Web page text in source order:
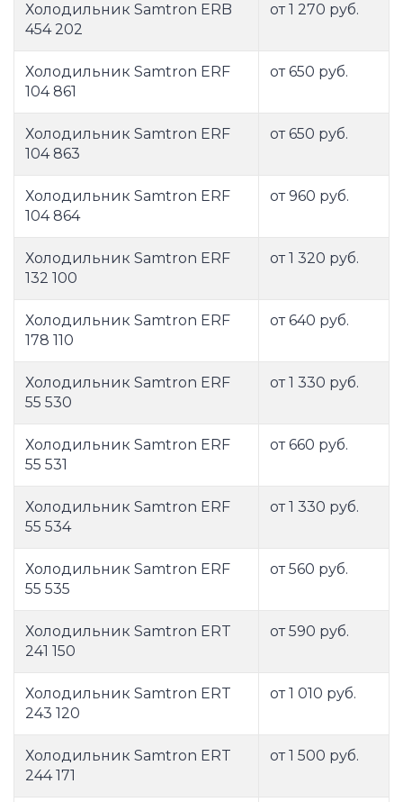
Холодильник Samtron ERB
454 202
от 1 270 руб.
Холодильник Samtron ERF
104 861
от 650 руб.
Холодильник Samtron ERF
104 863
от 650 руб.
Холодильник Samtron ERF
104 864
от 960 руб.
Холодильник Samtron ERF
132 100
от 1 320 руб.
Холодильник Samtron ERF
178 110
от 640 руб.
Холодильник Samtron ERF
55 530
от 1 330 руб.
Холодильник Samtron ERF
55 531
от 660 руб.
Холодильник Samtron ERF
55 534
от 1 330 руб.
Холодильник Samtron ERF
55 535
от 560 руб.
Холодильник Samtron ERT
241 150
от 590 руб.
Холодильник Samtron ERT
243 120
от 1 010 руб.
Холодильник Samtron ERT
244 171
от 1 500 руб.